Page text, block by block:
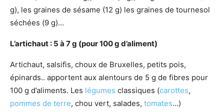
g), les graines de sésame (12 g) les graines de tournesol
séchées (9 g)…
L’artichaut : 5 à 7 g (pour 100 g d’aliment)
Artichaut, salsifis, choux de Bruxelles, petits pois,
épinards.. apportent aux alentours de 5 g de fibres pour
100 g d’aliments. Les légumes classiques (carottes,
pommes de terre, chou vert, salades, tomates…)